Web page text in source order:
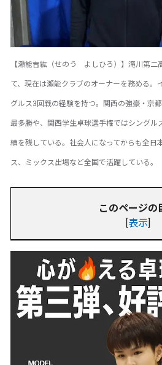
【瀬能吉紘（せのう よしひろ）】滝川第二
て、現在は瀬能クラブのオーナーを務める。
グルス3回戦の経験を持つ。関西の強豪・京
最多勝や、関西学生卓球選手権ではシングル
績を残している。社会人になってからも全日
ス、ミックス出場など全国で活躍している。
このページの
[表示]